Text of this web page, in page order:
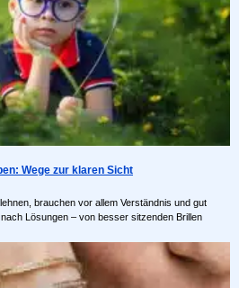
Wege zur klaren Sicht
brauchen vor allem Verständnis und gut
Lösungen – von besser sitzenden Brillen